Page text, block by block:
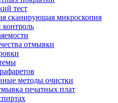
тест
сканирующая микроскопия
отмывки
методы очистки
печатных плат